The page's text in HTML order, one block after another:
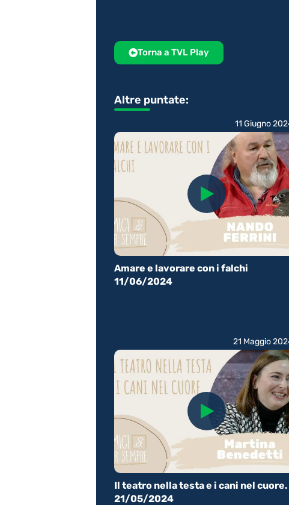
Torna a TVL Play
Altre puntate:
Amare e lavorare con i falchi
11/06/2024
11 Giugno
Il teatro nella testa e i cani nel cuore.
21/05/2024
21 Maggio